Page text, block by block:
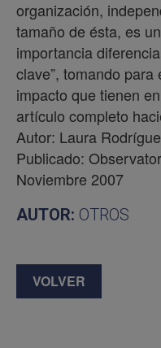
organización,
tamaño de ésta, es
importancia
clave”, tomando
impacto que tienen
artículo completo
Autor: Laura
Publicado:
Noviembre 2007
AUTOR: OTROS
VOLVER